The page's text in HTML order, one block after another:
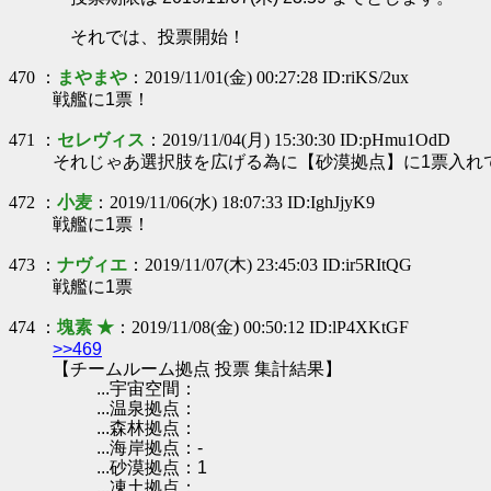
それでは、投票開始！
470 ： まやまや ：2019/11/01(金) 00:27:28 ID:riKS/2ux
戦艦に1票！
471 ： セレヴィス ：2019/11/04(月) 15:30:30 ID:pHmu1OdD
それじゃあ選択肢を広げる為に【砂漠拠点】に1票入れ
472 ： 小麦 ：2019/11/06(水) 18:07:33 ID:IghJjyK9
戦艦に1票！
473 ： ナヴィエ ：2019/11/07(木) 23:45:03 ID:ir5RItQG
戦艦に1票
474 ： 塊素 ★ ：2019/11/08(金) 00:50:12 ID:lP4XKtGF
>>469
【チームルーム拠点 投票 集計結果】
...宇宙空間：
...温泉拠点：
...森林拠点：
...海岸拠点：-
...砂漠拠点：1